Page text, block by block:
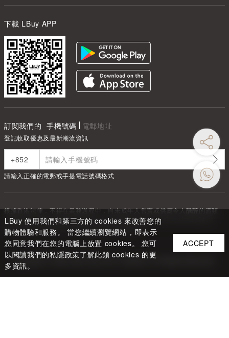
LBuy 使用我們和第三方的 cookies 來改善您的
購物體驗和服務。 當您繼續瀏覽網站，即表示
您同意我們在您的電腦上放置 cookies。 您可
以閱讀我們的私隱政策了解此類 cookies 的更
多資訊。
ACCEPT
下載 LBuy APP
訂閱我們的 手機號碼 電郵地址
登記收取優惠及最新潮流資訊
請輸入正確的電郵或手提電話號碼格式
根據香港法律，不得在業務過程中，向未成年人售賣或供應令人醺醉的酒類
Under the law of Hong Kong, intoxicating liquor must not be sold or
supplied to a minor in the course of business.
Copyright ©2026LBUY @ LOFTY LIMITED. All Rights Reserved.